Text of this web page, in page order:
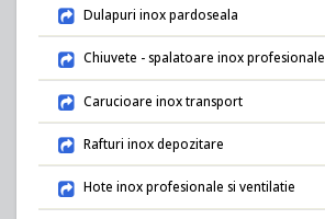
Dulapuri inox pardoseala
Chiuvete - spalatoare inox profesionale
Carucioare inox transport
Rafturi inox depozitare
Hote inox profesionale si ventilatie